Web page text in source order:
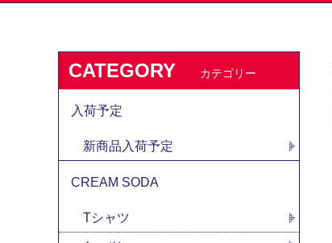
CATEGORY カテゴリー
入荷予定
新商品入荷予定
CREAM SODA
Tシャツ